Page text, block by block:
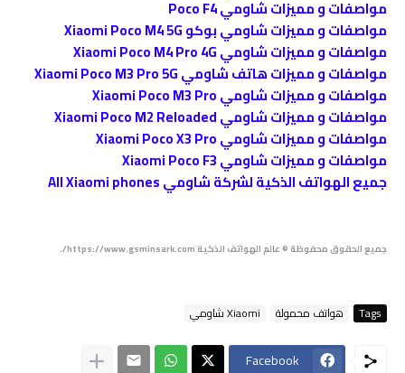
مواصفات و مميزات شاومي Poco F4
مواصفات و مميزات شاومي بوكو Xiaomi Poco M4 5G
مواصفات و مميزات شاومي Xiaomi Poco M4 Pro4G
مواصفات و مميزات هاتف شاومي Xiaomi Poco M3 Pro 5G
مواصفات و مميزات شاومي Xiaomi Poco M3 Pro
مواصفات و مميزات شاومي Xiaomi Poco M2 Reloaded
مواصفات و مميزات شاومي Xiaomi Poco X3 Pro
مواصفات و مميزات شاومي Xiaomi Poco F3
جميع الهواتف الذكية لشركة شاومي All Xiaomi phones
جميع الحقوق محفوظة © عالم الهواتف الذكية https://www.gsminsark.com/.
Tags هواتف محمولة Xiaomi شاومي
Facebook